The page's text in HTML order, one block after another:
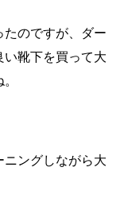
のですが、ダー
靴下を買って大
ングしながら大